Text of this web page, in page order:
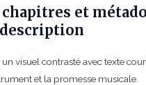
et
visuel contrasté avec texte
et la promesse musicale.